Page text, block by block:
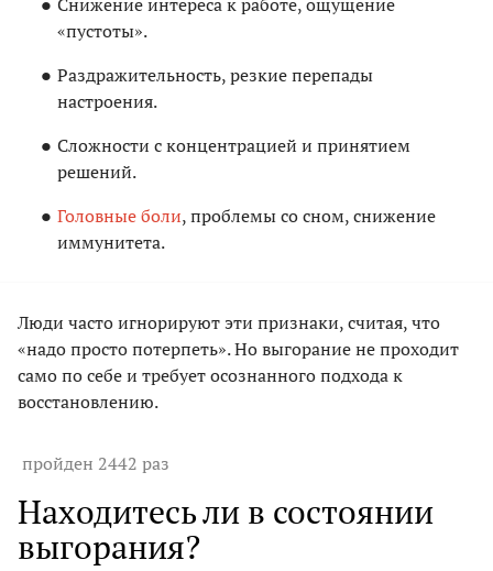
Снижение интереса к работе, ощущение
«пустоты».
Раздражительность, резкие перепады
настроения.
Сложности с концентрацией и принятием
решений.
Головные боли, проблемы со сном, снижение
иммунитета.
Люди часто игнорируют эти признаки, считая, что
«надо просто потерпеть». Но выгорание не проходит
само по себе и требует осознанного подхода к
восстановлению.
пройден 2442 раз
Находитесь ли в состоянии
выгорания?